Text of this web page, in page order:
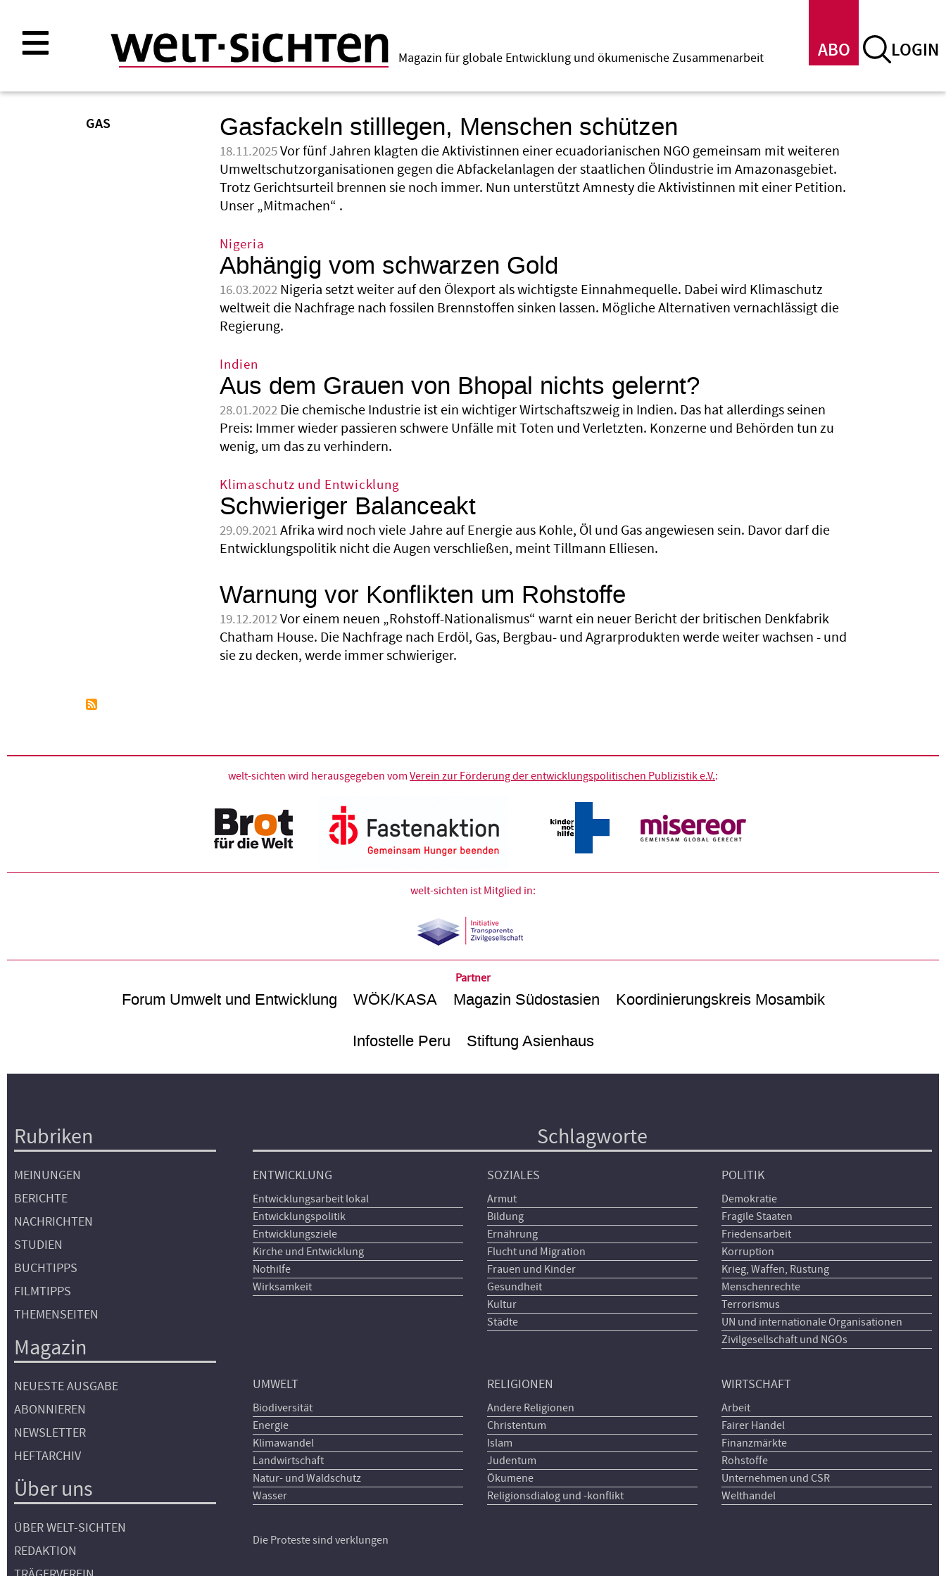
Inhalt
ABO LOGIN
Magazin für globale Entwicklung und ökumenische Zusammenarbeit
GAS Gasfackeln stilllegen, Menschen schützen
18.11.2025Vor fünf Jahren klagten die Aktivistinnen einer ecuadorianischen NGO gemeinsam mit weiteren
Umweltschutzorganisationen gegen die Abfackelanlagen der staatlichen Ölindustrie im Amazonasgebiet.
Trotz Gerichtsurteil brennen sie noch immer. Nun unterstützt Amnesty die Aktivistinnen mit einer Petition.
Unser „Mitmachen“ .
Nigeria
Abhängig vom schwarzen Gold
16.03.2022 Nigeria setzt weiter auf den Ölexport als wichtigste Einnahmequelle. Dabei wird Klimaschutz
weltweit die Nachfrage nach fossilen Brennstoffen sinken lassen. Mögliche Alternativen vernachlässigt die
Regierung.
Indien
Aus dem Grauen von Bhopal nichts gelernt?
28.01.2022 Die chemische Industrie ist ein wichtiger Wirtschaftszweig in Indien. Das hat allerdings seinen
Preis: Immer wieder passieren schwere Unfälle mit Toten und Verletzten. Konzerne und Behörden tun zu
wenig, um das zu verhindern.
Klimaschutz und Entwicklung
Schwieriger Balanceakt
29.09.2021Afrika wird noch viele Jahre auf Energie aus Kohle, Öl und Gas angewiesen sein. Davor darf die
Entwicklungspolitik nicht die Augen verschließen, meint Tillmann Elliesen.
Warnung vor Konflikten um Rohstoffe
19.12.2012Vor einem neuen „Rohstoff-Nationalismus“ warnt ein neuer Bericht der britischen Denkfabrik
Chatham House. Die Nachfrage nach Erdöl, Gas, Bergbau- und Agrarprodukten werde weiter wachsen - und
sie zu decken, werde immer schwieriger.
welt-sichten wird herausgegeben vom Verein zur Förderung der entwicklungspolitischen Publizistik e.V.:
welt-sichten ist Mitglied in:
Partner
Forum Umwelt und Entwicklung WÖK/KASA Magazin Südostasien Koordinierungskreis Mosambik
Infostelle Peru Stiftung Asienhaus
Hauptnavigation
Rubriken
MEINUNGEN
BERICHTE
NACHRICHTEN
STUDIEN
BUCHTIPPS
FILMTIPPS
THEMENSEITEN
Magazin
NEUESTE AUSGABE
ABONNIEREN
NEWSLETTER
HEFTARCHIV
Über uns
ÜBER WELT-SICHTEN
REDAKTION
Schlagworte
ENTWICKLUNG
Entwicklungsarbeit lokal
Entwicklungspolitik
Entwicklungsziele
Kirche und Entwicklung
Nothilfe
Wirksamkeit
SOZIALES
Armut
Bildung
Ernährung
Flucht und Migration
Frauen und Kinder
Gesundheit
Kultur
Städte
POLITIK
Demokratie
Fragile Staaten
Friedensarbeit
Korruption
Krieg, Waffen, Rüstung
Menschenrechte
Terrorismus
UN und internationale Organisationen
Zivilgesellschaft und NGOs
UMWELT
Biodiversität
Energie
Klimawandel
Landwirtschaft
Natur- und Waldschutz
Wasser
RELIGIONEN
Andere Religionen
Christentum
Islam
Judentum
Ökumene
Religionsdialog und -konflikt
WIRTSCHAFT
Arbeit
Fairer Handel
Finanzmärkte
Rohstoffe
Unternehmen und CSR
Welthandel
Die Proteste sind verklungen